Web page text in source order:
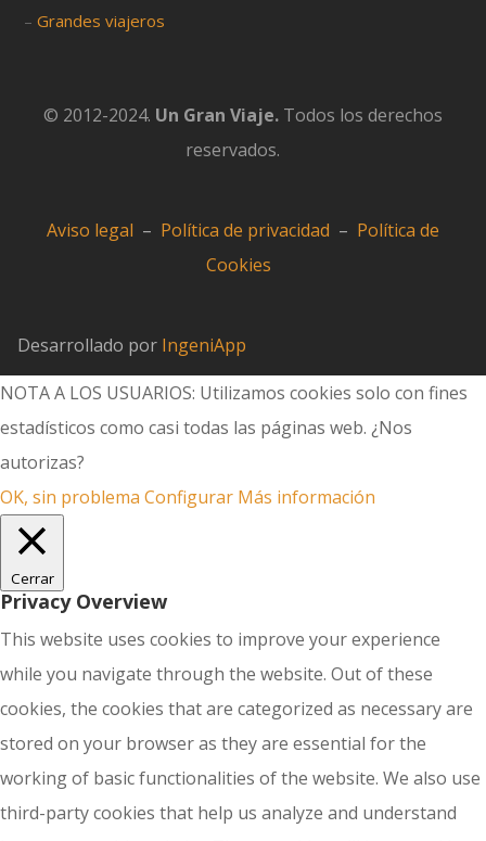
–Grandes viajeros
© 2012-2024. Un Gran Viaje. Todos los derechos
reservados.
Aviso legal – Política de privacidad – Política de
Cookies
Desarrollado por IngeniApp
NOTA A LOS USUARIOS: Utilizamos cookies solo con fines
estadísticos como casi todas las páginas web. ¿Nos
autorizas?
OK, sin problema Configurar Más información
Cerrar
Privacy Overview
This website uses cookies to improve your experience
while you navigate through the website. Out of these
cookies, the cookies that are categorized as necessary are
stored on your browser as they are essential for the
working of basic functionalities of the website. We also use
third-party cookies that help us analyze and understand